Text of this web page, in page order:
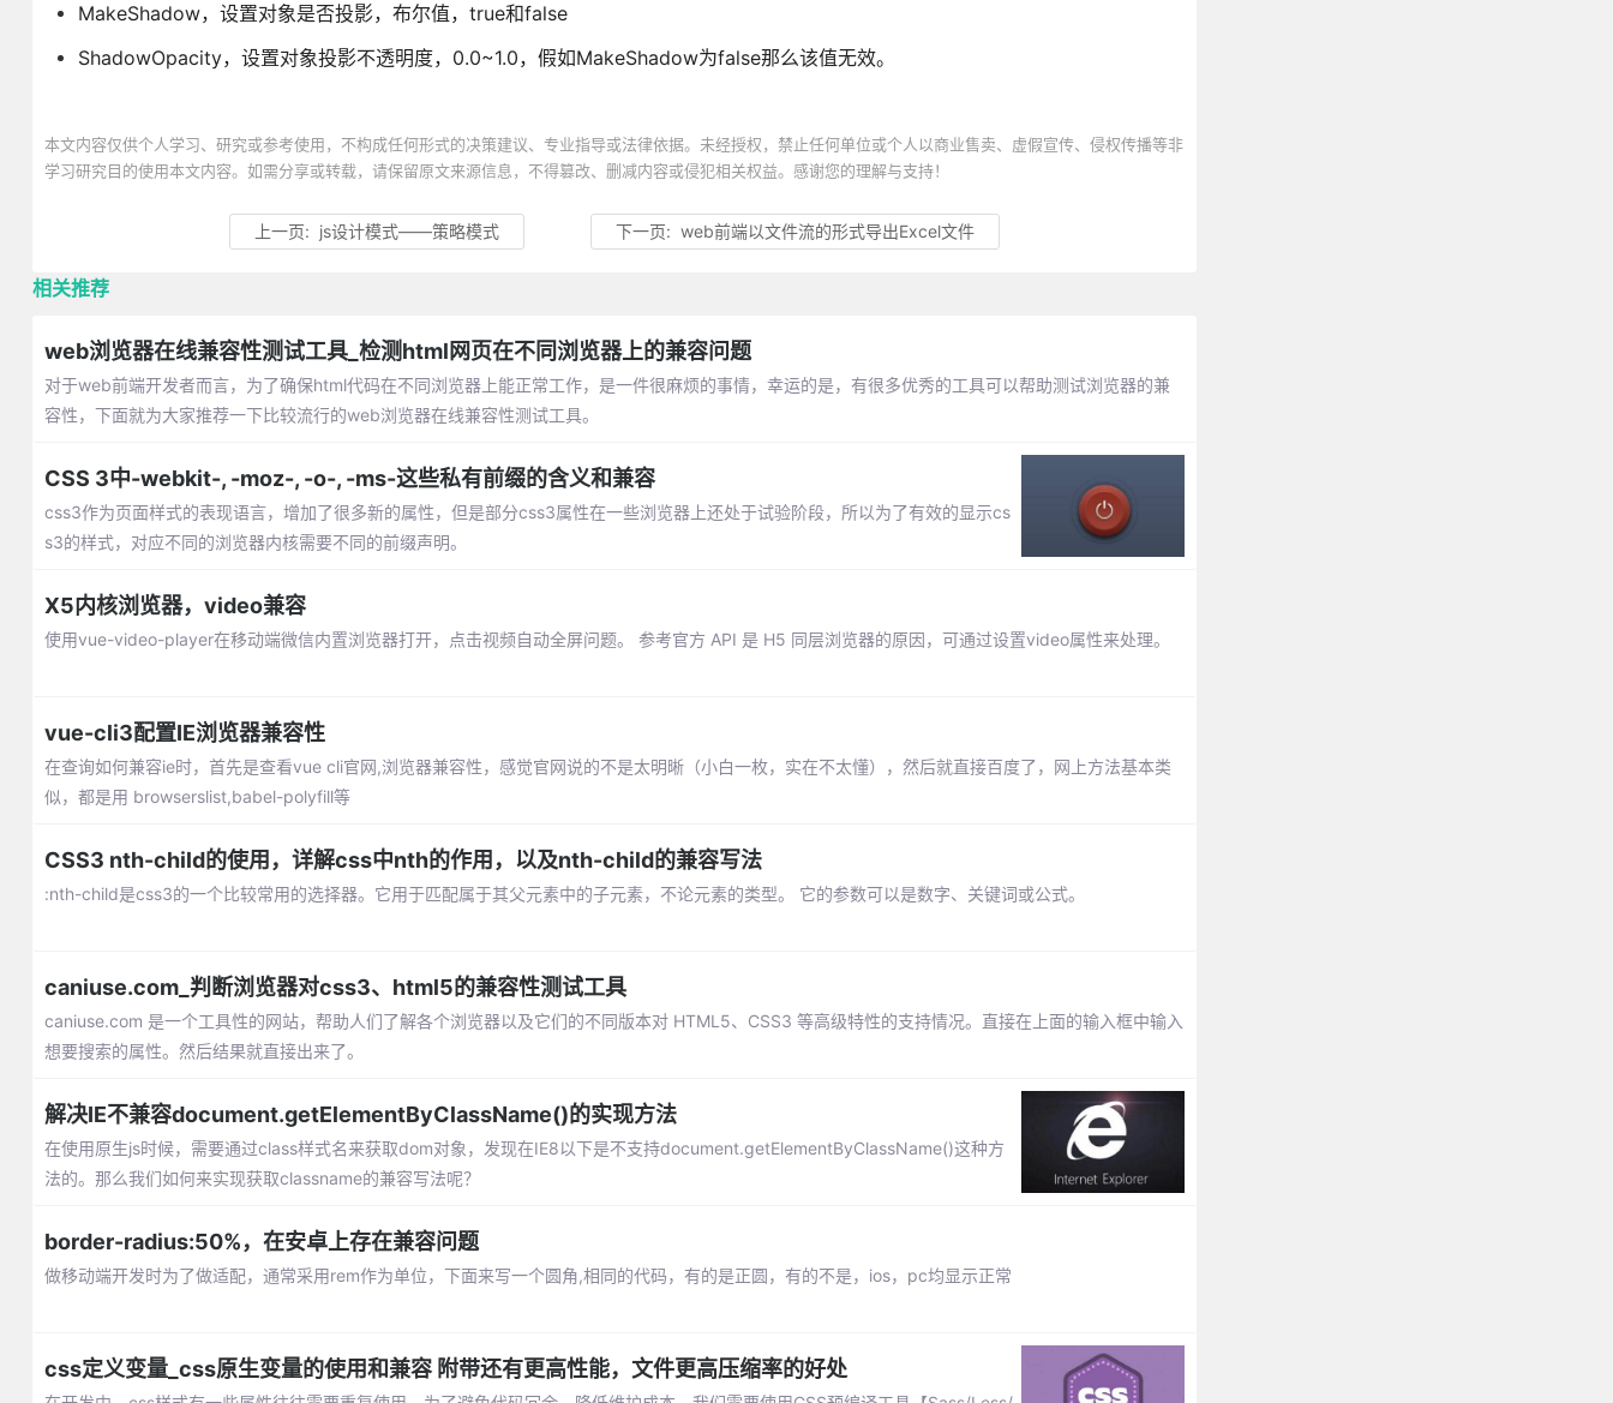
MakeShadow，设置对象是否投影，布尔值，true和false
ShadowOpacity，设置对象投影不透明度，0.0~1.0，假如MakeShadow为false那么该值无效。
本文内容仅供个人学习、研究或参考使用，不构成任何形式的决策建议、专业指导或法律依据。未经授权，禁止任何单位或个人以商业售卖、虚假宣传、侵权传播等非
学习研究目的使用本文内容。如需分享或转载，请保留原文来源信息，不得篡改、删减内容或侵犯相关权益。感谢您的理解与支持！
上一页: js设计模式——策略模式 下一页: web前端以文件流的形式导出Excel文件
相关推荐
web浏览器在线兼容性测试工具_检测html网页在不同浏览器上的兼容问题
对于web前端开发者而言，为了确保html代码在不同浏览器上能正常工作，是一件很麻烦的事情，幸运的是，有很多优秀的工具可以帮助测试浏览器的兼
容性，下面就为大家推荐一下比较流行的web浏览器在线兼容性测试工具。
CSS 3中-webkit-, -moz-, -o-, -ms-这些私有前缀的含义和兼容
css3作为页面样式的表现语言，增加了很多新的属性，但是部分css3属性在一些浏览器上还处于试验阶段，所以为了有效的显示cs
s3的样式，对应不同的浏览器内核需要不同的前缀声明。
X5内核浏览器，video兼容
使用vue-video-player在移动端微信内置浏览器打开，点击视频自动全屏问题。 参考官方 API 是 H5 同层浏览器的原因，可通过设置video属性来处理。
vue-cli3配置IE浏览器兼容性
在查询如何兼容ie时，首先是查看vue cli官网,浏览器兼容性，感觉官网说的不是太明晰（小白一枚，实在不太懂），然后就直接百度了，网上方法基本类
似，都是用 browserslist,babel-polyfill等
CSS3 nth-child的使用，详解css中nth的作用，以及nth-child的兼容写法
:nth-child是css3的一个比较常用的选择器。它用于匹配属于其父元素中的子元素，不论元素的类型。 它的参数可以是数字、关键词或公式。
caniuse.com_判断浏览器对css3、html5的兼容性测试工具
caniuse.com 是一个工具性的网站，帮助人们了解各个浏览器以及它们的不同版本对 HTML5、CSS3 等高级特性的支持情况。直接在上面的输入框中输入
想要搜索的属性。然后结果就直接出来了。
解决IE不兼容document.getElementByClassName()的实现方法
在使用原生js时候，需要通过class样式名来获取dom对象，发现在IE8以下是不支持document.getElementByClassName()这种方
法的。那么我们如何来实现获取classname的兼容写法呢？
border-radius:50%，在安卓上存在兼容问题
做移动端开发时为了做适配，通常采用rem作为单位，下面来写一个圆角,相同的代码，有的是正圆，有的不是，ios，pc均显示正常
css定义变量_css原生变量的使用和兼容 附带还有更高性能，文件更高压缩率的好处